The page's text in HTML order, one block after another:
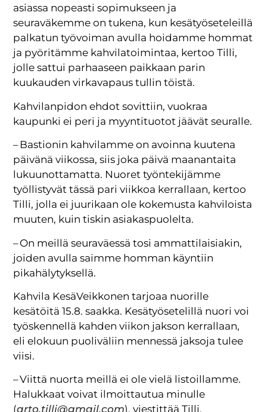
asiassa nopeasti sopimukseen ja
seuraväkemme on tukena, kun kesätyöseteleillä
palkatun työvoiman avulla hoidamme hommat
ja pyöritämme kahvilatoimintaa, kertoo Tilli,
jolle sattui parhaaseen paikkaan parin
kuukauden virkavapaus tullin töistä.
Kahvilanpidon ehdot sovittiin, vuokraa
kaupunki ei peri ja myyntituotot jäävät seuralle.
– Bastionin kahvilamme on avoinna kuutena
päivänä viikossa, siis joka päivä maanantaita
lukuunottamatta. Nuoret työntekijämme
työllistyvät tässä pari viikkoa kerrallaan, kertoo
Tilli, jolla ei juurikaan ole kokemusta kahviloista
muuten, kuin tiskin asiakaspuolelta.
– On meillä seuraväessä tosi ammattilaisiakin,
joiden avulla saimme homman käyntiin
pikahälytyksellä.
Kahvila KesäVeikkonen tarjoaa nuorille
kesätöitä 15.8. saakka. Kesätyösetelillä nuori voi
työskennellä kahden viikon jakson kerrallaan,
eli elokuun puoliväliin mennessä jaksoja tulee
viisi.
– Viittä nuorta meillä ei ole vielä listoillamme.
Halukkaat voivat ilmoittautua minulle
(arto.tilli@gmail.com), viestittää Tilli.